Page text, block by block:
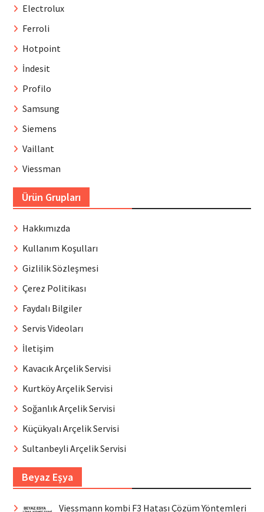
Electrolux
Ferroli
Hotpoint
İndesit
Profilo
Samsung
Siemens
Vaillant
Viessman
Ürün Grupları
Hakkımızda
Kullanım Koşulları
Gizlilik Sözleşmesi
Çerez Politikası
Faydalı Bilgiler
Servis Videoları
İletişim
Kavacık Arçelik Servisi
Kurtköy Arçelik Servisi
Soğanlık Arçelik Servisi
Küçükyalı Arçelik Servisi
Sultanbeyli Arçelik Servisi
Beyaz Eşya
Viessmann kombi F3 Hatası Çözüm Yöntemleri